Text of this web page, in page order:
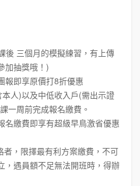
後 三個月的模擬練習，有上傳
加抽獎哦！)
報即享原價打8折優惠
本人)以及中低收入戶(需出示證
一周前完成報名繳費。
名繳費即享有超級早鳥激省優惠
，限擇最有利方案繳費，不可
，遇員額不足無法開班時，得辦